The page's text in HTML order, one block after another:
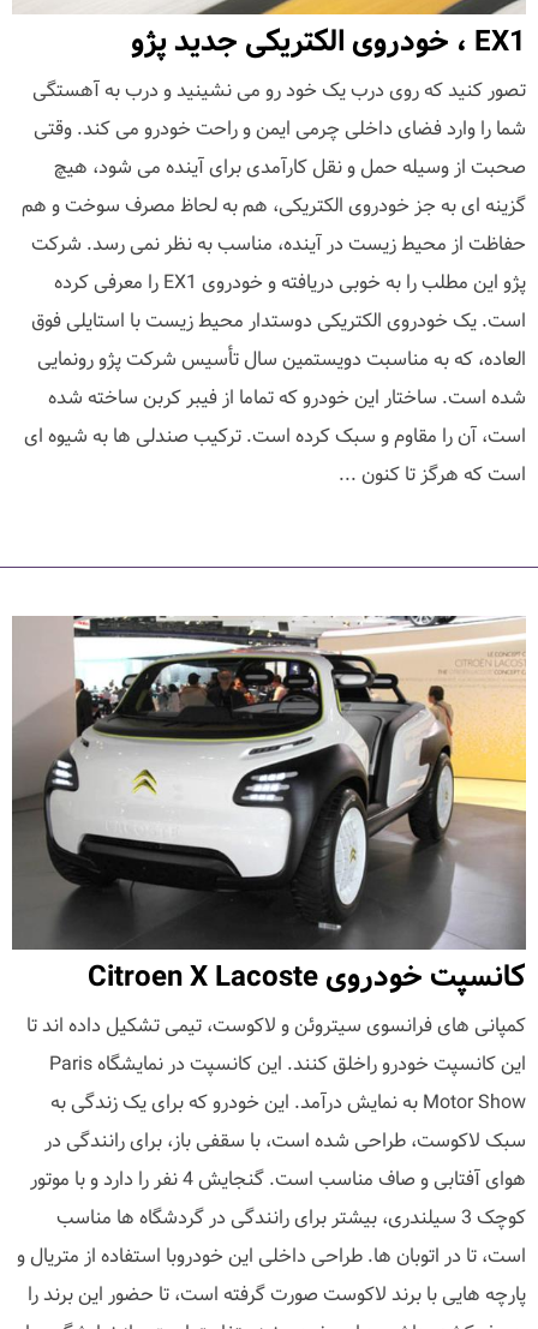
EX1 ، خودروی الکتریکی جدید پژو
تصور کنید که روی درب یک خود رو می نشینید و درب به آهستگی
شما را وارد فضای داخلی چرمی ایمن و راحت خودرو می کند. وقتی
صحبت از وسیله حمل و نقل کارآمدی برای آینده می شود، هیچ
گزینه ای به جز خودروی الکتریکی، هم به لحاظ مصرف سوخت و هم
حفاظت از محیط زیست در آینده، مناسب به نظر نمی رسد. شرکت
پژو این مطلب را به خوبی دریافته و خودروی EX1 را معرفی کرده
است. یک خودروی الکتریکی دوستدار محیط زیست با استایلی فوق
العاده، که به مناسبت دویستمین سال تأسیس شرکت پژو رونمایی
شده است. ساختار این خودرو که تماما از فیبر کربن ساخته شده
است، آن را مقاوم و سبک کرده است. ترکیب صندلی ها به شیوه ای
است که هرگز تا کنون ...
کانسپت خودروی Citroen X Lacoste
کمپانی های فرانسوی سیتروئن و لاکوست، تیمی تشکیل داده اند تا
این کانسپت خودرو راخلق کنند. این کانسپت در نمایشگاه Paris
Motor Show به نمایش درآمد. این خودرو که برای یک زندگی به
سبک لاکوست، طراحی شده است، با سقفی باز، برای رانندگی در
هوای آفتابی و صاف مناسب است. گنجایش 4 نفر را دارد و با موتور
کوچک 3 سیلندری، بیشتر برای رانندگی در گردشگاه ها مناسب
است، تا در اتوبان ها. طراحی داخلی این خودروبا استفاده از متریال و
پارچه هایی با برند لاکوست صورت گرفته است، تا حضور این برند را